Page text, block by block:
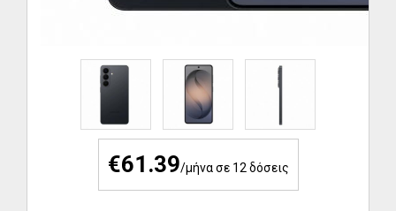
€61.39/μήνα σε 12 δόσεις